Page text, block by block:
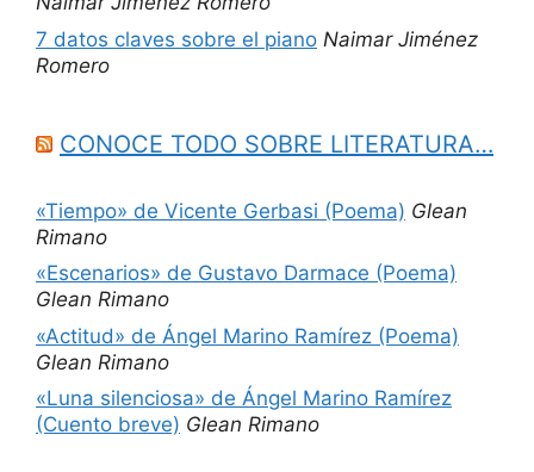
7 datos claves sobre el piano Naimar Jiménez
Romero
CONOCE TODO SOBRE LITERATURA…
«Tiempo» de Vicente Gerbasi (Poema) Glean
Rimano
«Escenarios» de Gustavo Darmace (Poema)
Glean Rimano
«Actitud» de Ángel Marino Ramírez (Poema)
Glean Rimano
«Luna silenciosa» de Ángel Marino Ramírez
(Cuento breve) Glean Rimano